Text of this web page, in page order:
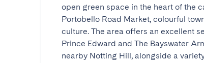
open green space in the heart of the
Portobello Road Market, colourful
culture. The area offers an excellent
Prince Edward and The Bayswater
nearby Notting Hill, alongside a